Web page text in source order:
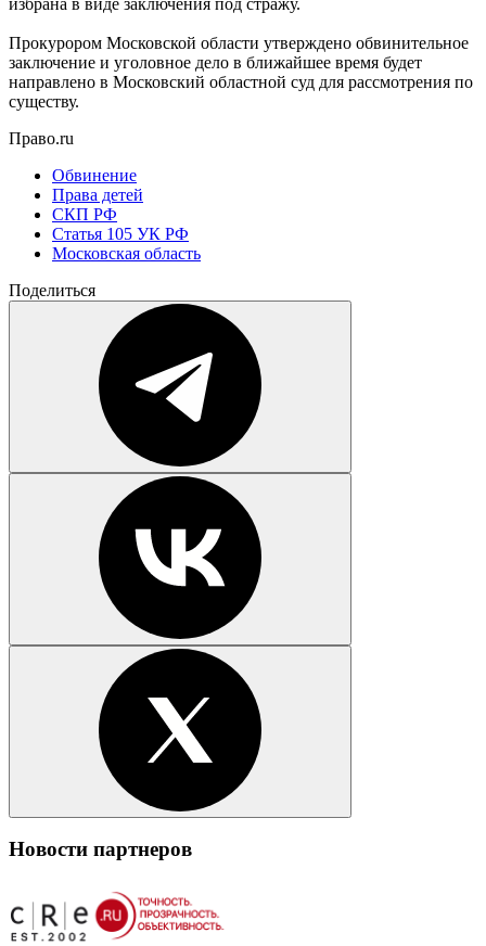
Прокурором Московской области утверждено обвинительное
заключение и уголовное дело в ближайшее время будет
направлено в Московский областной суд для рассмотрения по
существу.
Право.ru
Обвинение
Права детей
СКП РФ
Статья 105 УК РФ
Московская область
Поделиться
Новости партнеров